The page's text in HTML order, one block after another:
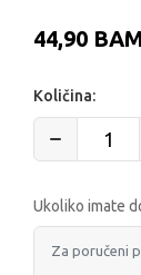
44,90 BAM
Količina:
Ukoliko imate